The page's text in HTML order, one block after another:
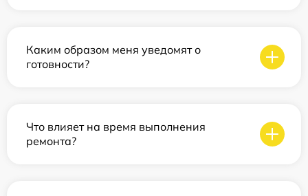
Каким образом меня уведомят о
готовности?
Что влияет на время выполнения
ремонта?